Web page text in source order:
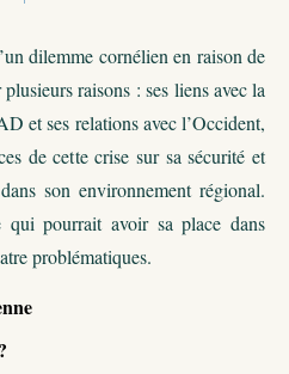
dilemme cornélien en raison de
raisons : ses liens avec la
et ses relations avec l’Occident,
de cette crise sur sa sécurité et
son environnement régional.
qui pourrait avoir sa place dans
problématiques.